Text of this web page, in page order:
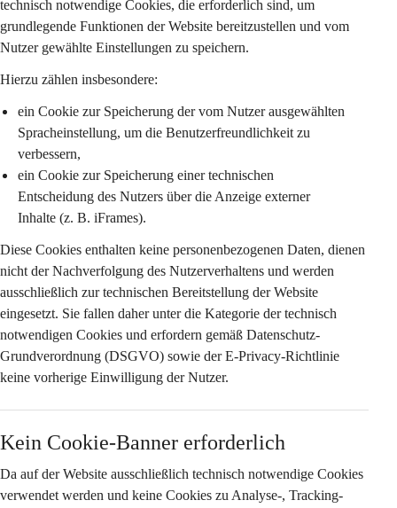
technisch notwendige Cookies, die erforderlich sind, um
grundlegende Funktionen der Website bereitzustellen und vom
Nutzer gewählte Einstellungen zu speichern.
Hierzu zählen insbesondere:
ein Cookie zur Speicherung der vom Nutzer ausgewählten
Spracheinstellung, um die Benutzerfreundlichkeit zu
verbessern,
ein Cookie zur Speicherung einer technischen
Entscheidung des Nutzers über die Anzeige externer
Inhalte (z. B. iFrames).
Diese Cookies enthalten keine personenbezogenen Daten, dienen
nicht der Nachverfolgung des Nutzerverhaltens und werden
ausschließlich zur technischen Bereitstellung der Website
eingesetzt. Sie fallen daher unter die Kategorie der technisch
notwendigen Cookies und erfordern gemäß Datenschutz-
Grundverordnung (DSGVO) sowie der E-Privacy-Richtlinie
keine vorherige Einwilligung der Nutzer.
Kein Cookie-Banner erforderlich
Da auf der Website ausschließlich technisch notwendige Cookies
verwendet werden und keine Cookies zu Analyse-, Tracking-